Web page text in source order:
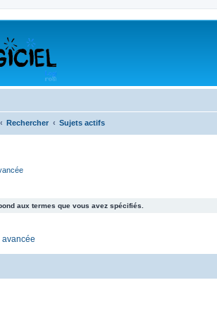
Rechercher Sujets actifs
aux termes que vous avez spécifiés.